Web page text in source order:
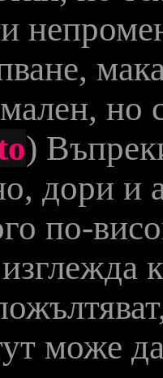
но
)
дори и
по-
може